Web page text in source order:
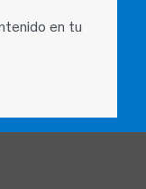
en tu